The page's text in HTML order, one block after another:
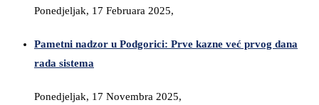
Ponedjeljak, 17 Februara 2025,
Pametni nadzor u Podgorici: Prve kazne već prvog dana
rada sistema
Ponedjeljak, 17 Novembra 2025,